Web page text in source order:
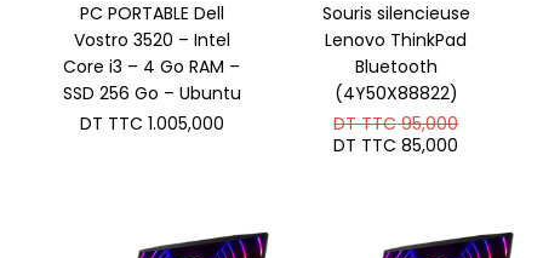
PC PORTABLE Dell
Vostro 3520 – Intel
Core i3 – 4 Go RAM –
SSD 256 Go – Ubuntu
DT TTC 1.005,000
Souris silencieuse
Lenovo ThinkPad
Bluetooth
(4Y50X88822)
DT TTC95,000Le
DT TTC 85,000
TTC